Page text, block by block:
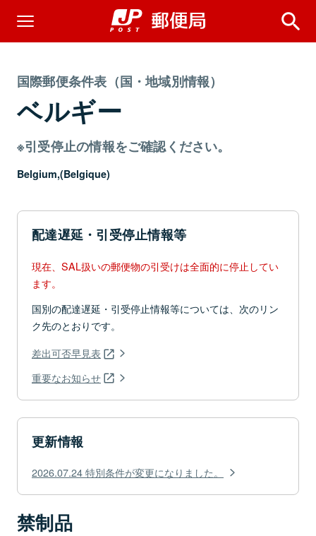
国際郵便条件表（国・地域別情報）
ベルギー
※引受停止の情報をご確認ください。
Belgium,(Belgique)
配達遅延・引受停止情報等
現在、SAL扱いの郵便物の引受けは全面的に停止してい
ます。
国別の配達遅延・引受停止情報等については、次のリン
ク先のとおりです。
差出可否早見表
重要なお知らせ
更新情報
2026.07.24 特別条件が変更になりました。
禁制品